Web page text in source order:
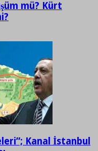
mü? Kürt
Kanal İstanbul